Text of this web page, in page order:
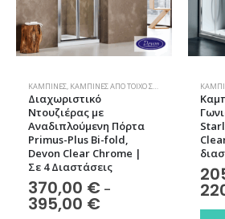
επιλεγούν
στη
σελίδα
προϊόντος
στη
σελίδα
ΚΑΜΠΊΝΕΣ, ΚΑΜΠΊΝΕΣ ΑΠΌ ΤΟΊΧΟ ΣΕ ΤΟΊΧΟ ΜΠΆΝΙΟ
Διαχωριστικό
Ντουζιέρας με
Αναδιπλούμενη Πόρτα
Primus-Plus Bi-fold,
Devon Clear Chrome |
Σε 4 Διαστάσεις
370,00 € –
395,00 €Price